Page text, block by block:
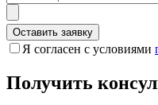
Я согласен с условиями
Получить